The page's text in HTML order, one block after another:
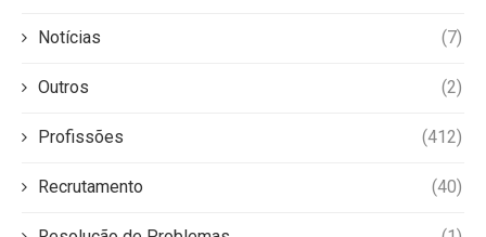
Notícias (7)
Outros (2)
Profissões (412)
Recrutamento (40)